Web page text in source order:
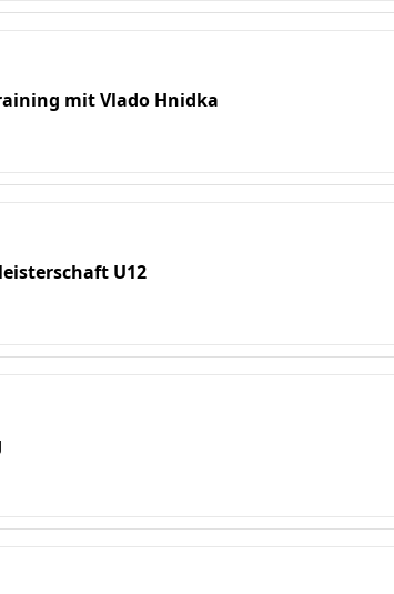
mit Vlado Hnidka
U12